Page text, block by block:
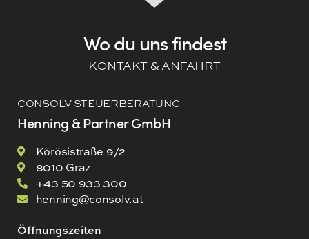
Wo du uns findest
KONTAKT & ANFAHRT
CONSOLV STEUERBERATUNG
Henning & Partner GmbH
Körösistraße 9/2
8010 Graz
+43 50 933 300
henning@consolv.at
Öffnungszeiten